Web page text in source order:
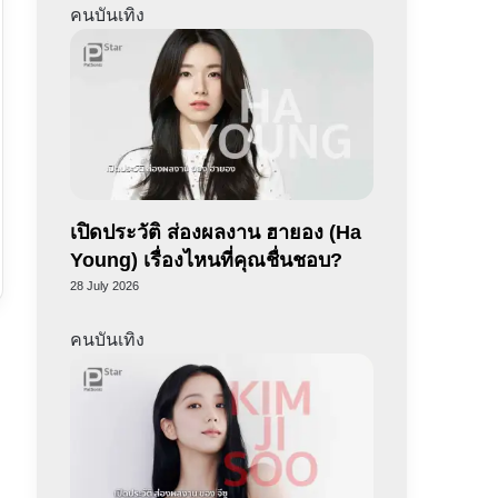
คนบันเทิง
เปิดประวัติ ส่องผลงาน ฮายอง (Ha
Young) เรื่องไหนที่คุณชื่นชอบ?
28 July 2026
คนบันเทิง